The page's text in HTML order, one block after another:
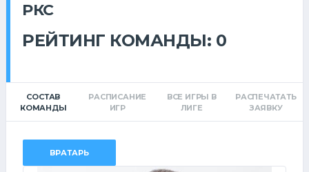
РКС
РЕЙТИНГ КОМАНДЫ: 0
СОСТАВ
КОМАНДЫ
РАСПИСАНИЕ
ИГР
ВСЕ ИГРЫ В
ЛИГЕ
РАСПЕЧАТАТЬ
ЗАЯВКУ
ВРАТАРЬ